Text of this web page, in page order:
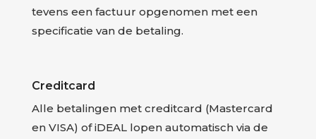
tevens een factuur opgenomen met een
specificatie van de betaling.
Creditcard
Alle betalingen met creditcard (Mastercard
en VISA) of iDEAL lopen automatisch via de